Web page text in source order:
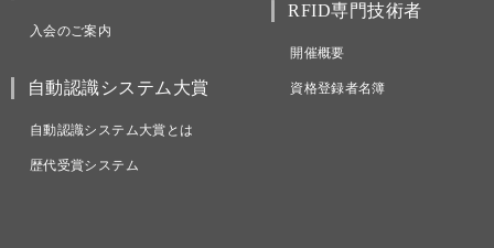
入会のご案内
自動認識システム大賞
自動認識システム大賞とは
歴代受賞システム
RFID専門技術者
開催概要
資格登録者名簿